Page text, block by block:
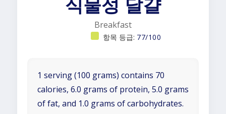
식물성 달걀
Breakfast
항목 등급: 77/100
1 serving (100 grams) contains 70
calories, 6.0 grams of protein, 5.0 grams
of fat, and 1.0 grams of carbohydrates.